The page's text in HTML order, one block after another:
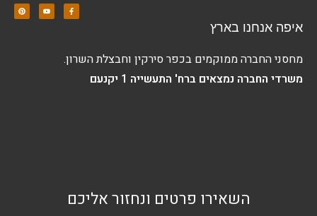
איפה אנחנו בארץ
מחסני החברה ממוקמים בכפר סירקין וחבצלת השרון.
משרדי החברה נמצאים ברח' התעשייה 1 יקנעם
השאירו פרטים ונחזור אליכם